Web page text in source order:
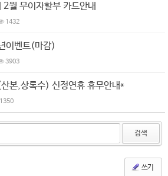
월 무이자할부 카드안내
1432
이벤트(마감)
3903
본,상록수) 신정연휴 휴무안내*
1350
검색
쓰기